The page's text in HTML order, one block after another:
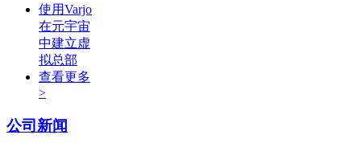
使用Varjo
在元宇宙
中建立虚
拟总部
查看更多
>
公司新闻